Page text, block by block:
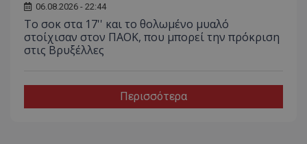
06.08.2026 - 22:44
Το σοκ στα 17'' και το θολωμένο μυαλό
στοίχισαν στον ΠΑΟΚ, που μπορεί την πρόκριση
στις Βρυξέλλες
Περισσότερα